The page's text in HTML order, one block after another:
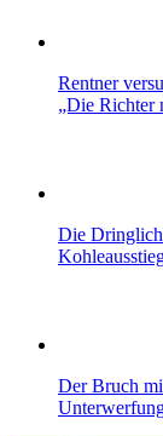
Rentner
„Die Richter
Die
Der Bruch